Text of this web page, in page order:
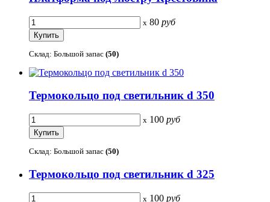
x 80 руб
Склад: Большой запас (50)
Термокольцо под светильник d 350
x 100 руб
Склад: Большой запас (50)
Термокольцо под светильник d 325
x 100 руб